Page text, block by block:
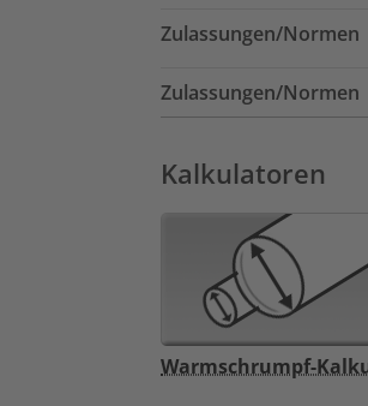
Zulassungen/Normen
Zulassungen/Normen
Kalkulatoren
Warmschrumpf-